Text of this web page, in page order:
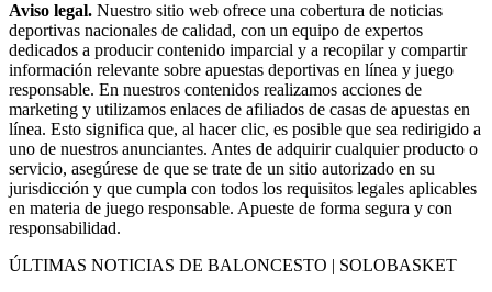
Aviso legal. Nuestro sitio web ofrece una cobertura de noticias
deportivas nacionales de calidad, con un equipo de expertos
dedicados a producir contenido imparcial y a recopilar y compartir
información relevante sobre apuestas deportivas en línea y juego
responsable. En nuestros contenidos realizamos acciones de
marketing y utilizamos enlaces de afiliados de casas de apuestas en
línea. Esto significa que, al hacer clic, es posible que sea redirigido a
uno de nuestros anunciantes. Antes de adquirir cualquier producto o
servicio, asegúrese de que se trate de un sitio autorizado en su
jurisdicción y que cumpla con todos los requisitos legales aplicables
en materia de juego responsable. Apueste de forma segura y con
responsabilidad.
ÚLTIMAS NOTICIAS DE BALONCESTO | SOLOBASKET